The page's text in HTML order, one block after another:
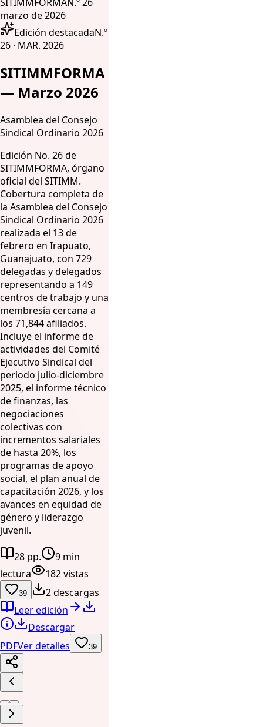
marzo de 2026
Edición destacadaN.º
26 · MAR. 2026
SITIMMFORMA
— Marzo 2026
Asamblea del Consejo
Sindical Ordinario 2026
Edición No. 26 de
SITIMMFORMA, órgano
oficial del SITIMM.
Cobertura completa de
la Asamblea del Consejo
Sindical Ordinario 2026
realizada el 13 de
febrero en Irapuato,
Guanajuato, con 729
delegadas y delegados
representando a 149
centros de trabajo y una
membresía cercana a
los 71,844 afiliados.
Incluye el informe de
actividades del Comité
Ejecutivo Sindical del
periodo julio-diciembre
2025, el informe técnico
de finanzas, las
negociaciones
colectivas con
incrementos salariales
de hasta 20%, los
programas de apoyo
social, el plan anual de
capacitación 2026, y los
avances en equidad de
género y liderazgo
juvenil.
28 pp.
9 min
lectura
182 vistas
39
2 descargas
Leer edición
Descargar
PDFVer detalles 39